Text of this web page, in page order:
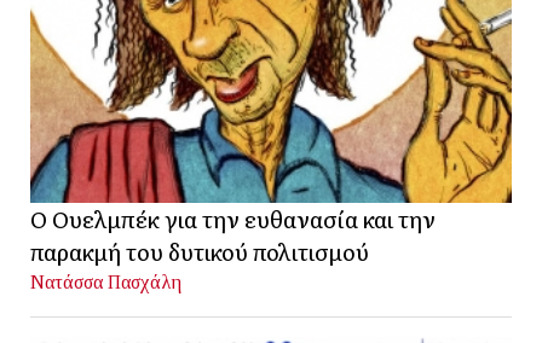
Ο Ουελμπέκ για την ευθανασία και την
παρακμή του δυτικού πολιτισμού
Νατάσσα Πασχάλη